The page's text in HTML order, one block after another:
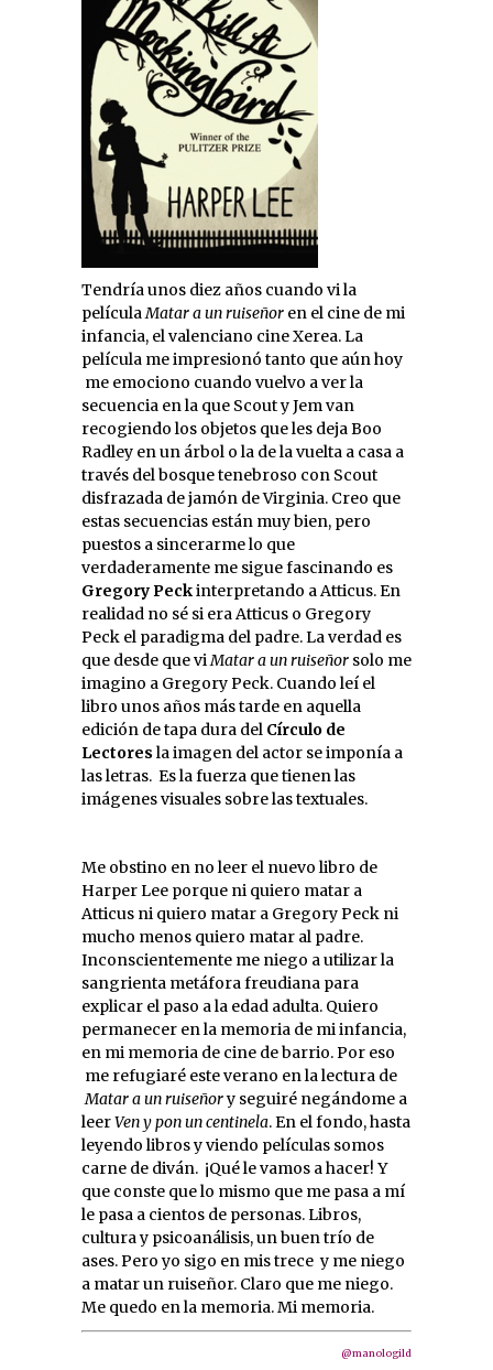
Tendría unos diez años cuando vi la
películaMatar a un ruiseñor en el cine de mi
infancia, el valenciano cine Xerea. La
película me impresionó tanto que aún hoy
me emociono cuando vuelvo a ver la
secuencia en la que Scout y Jem van
recogiendo los objetos que les deja Boo
Radley en un árbol o la de la vuelta a casa a
través del bosque tenebroso con Scout
disfrazada de jamón de Virginia. Creo que
estas secuencias están muy bien, pero
puestos a sincerarme lo que
verdaderamente me sigue fascinando es
Gregory Peckinterpretando a Atticus. En
realidad no sé si era Atticus o Gregory
Peck el paradigma del padre. La verdad es
que desde que viMatar a un ruiseñor solo me
imagino a Gregory Peck. Cuando leí el
libro unos años más tarde en aquella
edición de tapa dura del Círculo de
Lectoresla imagen del actor se imponía a
las letras. Es la fuerza que tienen las
imágenes visuales sobre las textuales.
Me obstino en no leer el nuevo libro de
Harper Lee porque ni quiero matar a
Atticus ni quiero matar a Gregory Peck ni
mucho menos quiero matar al padre.
Inconscientemente me niego a utilizar la
sangrienta metáfora freudiana para
explicar el paso a la edad adulta. Quiero
permanecer en la memoria de mi infancia,
en mi memoria de cine de barrio. Por eso
me refugiaré este verano en la lectura de
Matar a un ruiseñory seguiré negándome a
leerVen y pon un centinela. En el fondo, hasta
leyendo libros y viendo películas somos
carne de diván. ¡Qué le vamos a hacer! Y
que conste que lo mismo que me pasa a mí
le pasa a cientos de personas. Libros,
cultura y psicoanálisis, un buen trío de
ases. Pero yo sigo en mis trece y me niego
a matar un ruiseñor. Claro que me niego.
Me quedo en la memoria. Mi memoria.
@manologild